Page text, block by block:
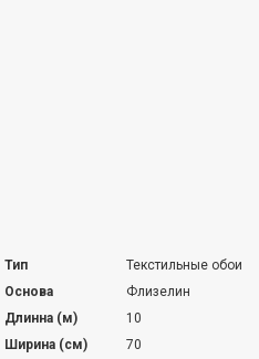
Тип
Текстильные обои
Основа
Флизелин
Длинна (м)
10
Ширина (см)
70